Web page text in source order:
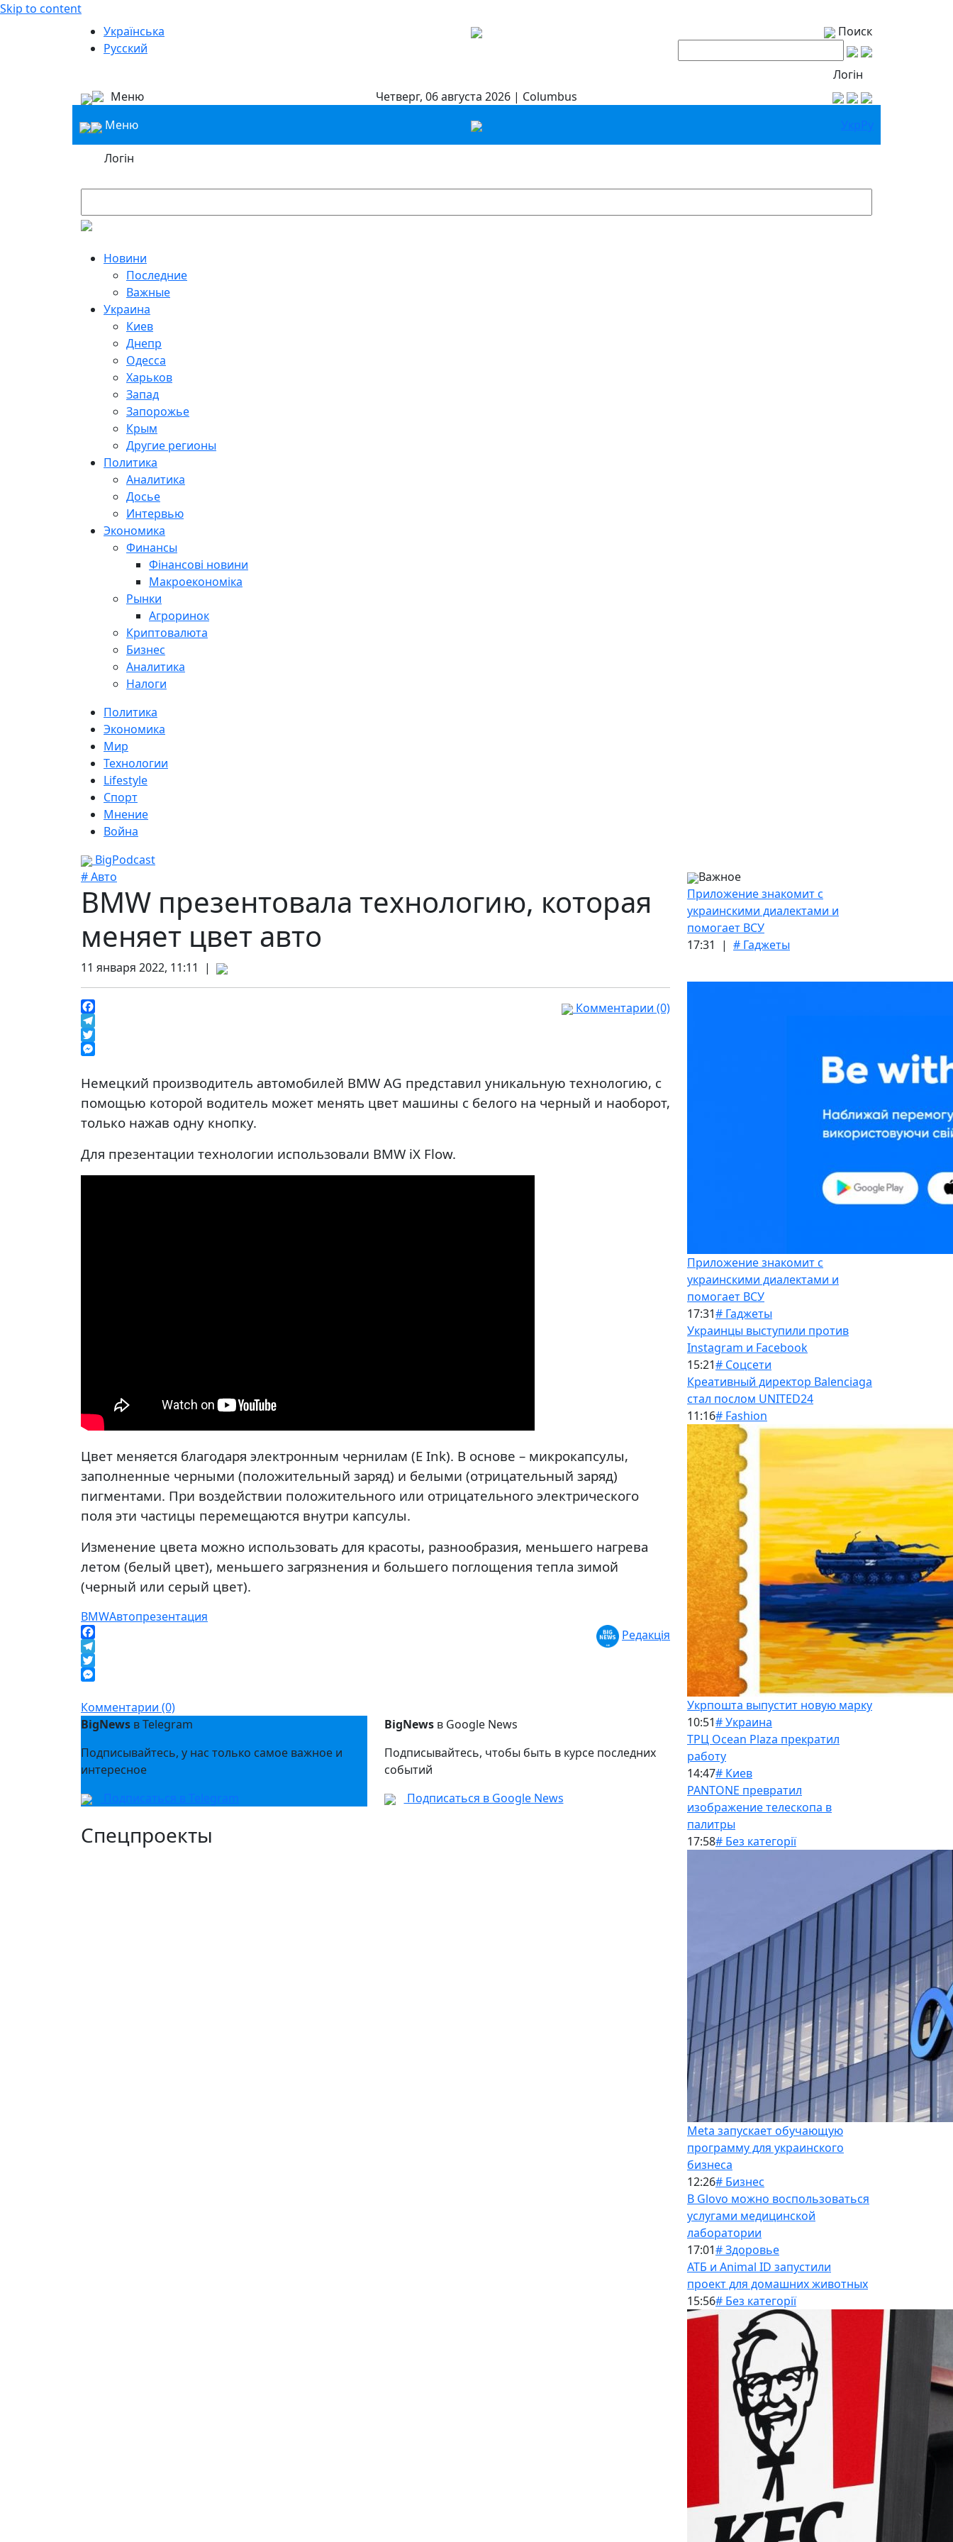
Skip to content
Українська
Русский
Поиск
Логін
Меню
Четверг, 06 августа 2026 | Columbus
Меню
УкрРу
Логін
Новини
Последние
Важные
Украина
Киев
Днепр
Одесса
Харьков
Запад
Запорожье
Крым
Другие регионы
Политика
Аналитика
Досье
Интервью
Экономика
Финансы
Фінансові новини
Макроекономіка
Рынки
Агроринок
Криптовалюта
Бизнес
Аналитика
Налоги
Политика
Экономика
Мир
Технологии
Lifestyle
Спорт
Мнение
Война
BigPodcast
# Авто
BMW презентовала технологию, которая
меняет цвет авто
11 января 2022, 11:11 |
Facebook
Telegram
Twitter
Комментарии (0)
Немецкий производитель автомобилей BMW AG представил уникальную технологию, с
помощью которой водитель может менять цвет машины с белого на черный и наоборот,
только нажав одну кнопку.
Для презентации технологии использовали BMW iX Flow.
Цвет меняется благодаря электронным чернилам (E Ink). В основе – микрокапсулы,
заполненные черными (положительный заряд) и белыми (отрицательный заряд)
пигментами. При воздействии положительного или отрицательного электрического
поля эти частицы перемещаются внутри капсулы.
Изменение цвета можно использовать для красоты, разнообразия, меньшего нагрева
летом (белый цвет), меньшего загрязнения и большего поглощения тепла зимой
(черный или серый цвет).
BMWАвтопрезентация
Facebook
Telegram
Twitter
Редакція
Комментарии (0)
BigNews в Telegram
Подписывайтесь, у нас только самое важное и
интересное
Подписаться в Telegram
BigNewsв Google News
Подписывайтесь, чтобы быть в курсе последних
событий
Подписаться в Google News
Спецпроекты
Важное
Приложение знакомит с
украинскими диалектами и
помогает ВСУ
17:31 | # Гаджеты
Приложение знакомит с
украинскими диалектами и
помогает ВСУ
17:31# Гаджеты
Украинцы выступили против
Instagram и Facebook
15:21# Соцсети
Креативный директор Balenciaga
стал послом UNITED24
11:16# Fashion
Укрпошта выпустит новую марку
10:51# Украина
ТРЦ Ocean Plaza прекратил
работу
14:47# Киев
PANTONE превратил
изображение телескопа в
палитры
17:58# Без категорії
Meta запускает обучающую
программу для украинского
бизнеса
12:26# Бизнес
В Glovo можно воспользоваться
услугами медицинской
лаборатории
17:01# Здоровье
АТБ и Animal ID запустили
проект для домашних животных
15:56# Без категорії